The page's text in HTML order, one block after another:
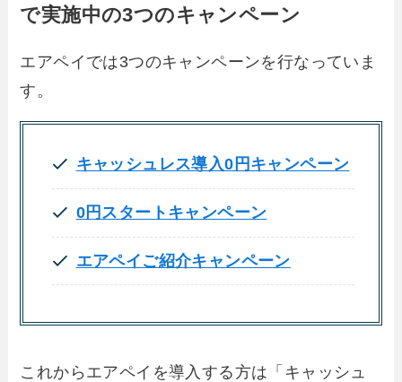
で実施中の3つのキャンペーン
エアペイでは3つのキャンペーンを行なっていま
す。
キャッシュレス導入0円キャンペーン
0円スタートキャンペーン
エアペイご紹介キャンペーン
これからエアペイを導入する方は「キャッシュ